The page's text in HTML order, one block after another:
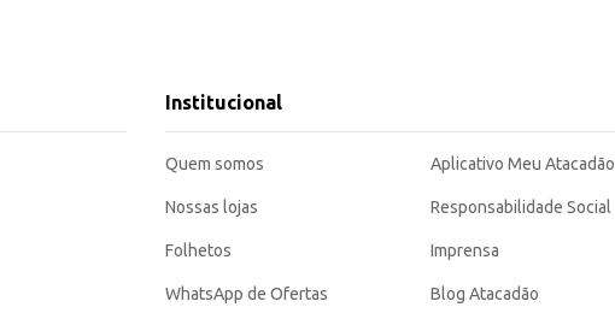
Institucional
Quem somos
Nossas lojas
Folhetos
WhatsApp de Ofertas
Aplicativo Meu Atacadão
Responsabilidade Social
Imprensa
Blog Atacadão